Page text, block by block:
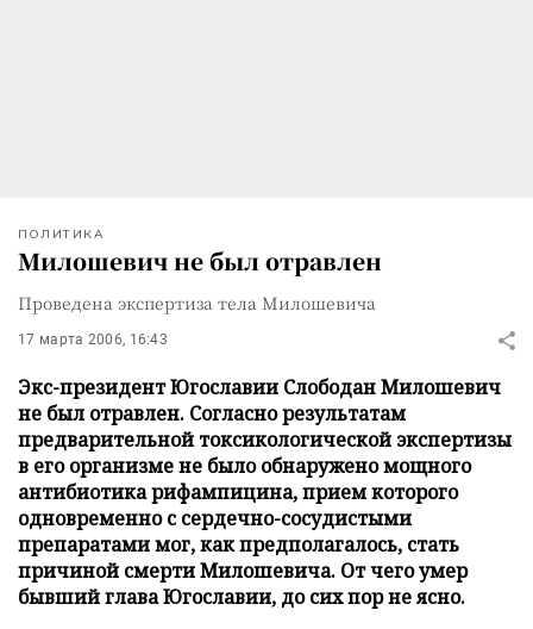
ПОЛИТИКА
Милошевич не был отравлен
Проведена экспертиза тела Милошевича
17 марта 2006, 16:43
Экс-президент Югославии Слободан Милошевич
не был отравлен. Согласно результатам
предварительной токсикологической экспертизы
в его организме не было обнаружено мощного
антибиотика рифампицина, прием которого
одновременно с сердечно-сосудистыми
препаратами мог, как предполагалось, стать
причиной смерти Милошевича. От чего умер
бывший глава Югославии, до сих пор не ясно.